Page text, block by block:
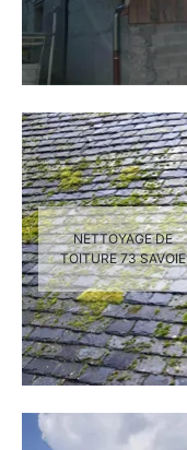
NETTOYAGE DE
TOITURE 73 SAVOIE